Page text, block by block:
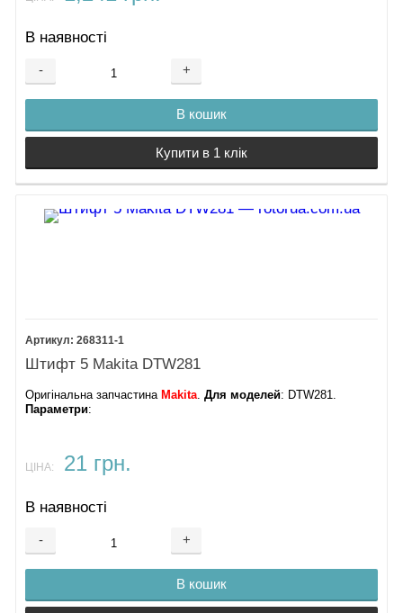
В наявності
- +
В кошик
Купити в 1 клік
268311-1
Штифт 5 Makita DTW281
Оригінальна запчастина Makita.Для моделей: DTW281.
Параметри:
ЦІНА: 21 грн.
В наявності
- +
В кошик